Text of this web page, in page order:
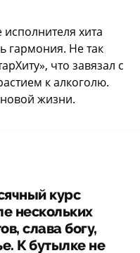
хита
гармония. Не так
что завязал с
к алкоголю.
жизни.
курс
нескольких
слава богу,
К бутылке не